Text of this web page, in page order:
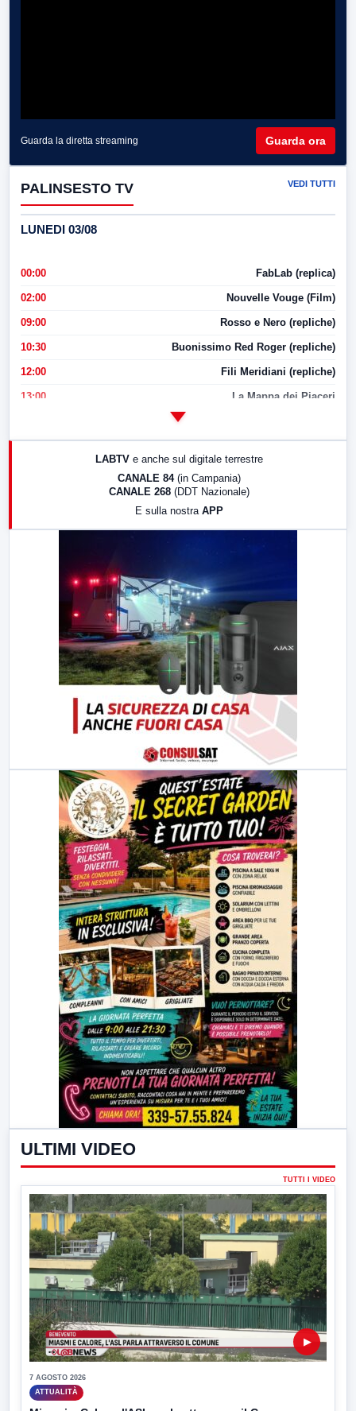
Guarda la diretta streaming Guarda ora
PALINSESTO TV VEDI TUTTI
LUNEDI 03/08
00:00 FabLab (replica)
02:00 Nouvelle Vouge (Film)
09:00 Rosso e Nero (repliche)
10:30 Buonissimo Red Roger (repliche)
12:00 Fili Meridiani (repliche)
13:00 La Mappa dei Piaceri
LABTV e anche sul digitale terrestre
CANALE 84 (in Campania)
CANALE 268 (DDT Nazionale)
E sulla nostra APP
ULTIMI VIDEO
TUTTI I VIDEO
▶
7 AGOSTO 2026
ATTUALITÀ